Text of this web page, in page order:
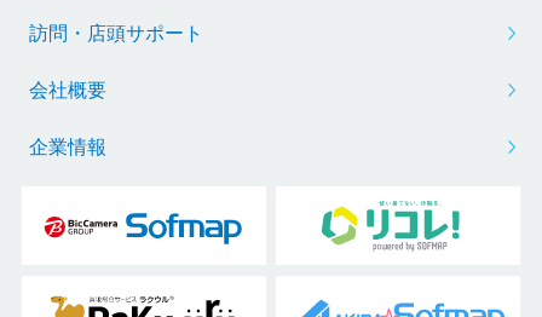
訪問・店頭サポート
会社概要
企業情報